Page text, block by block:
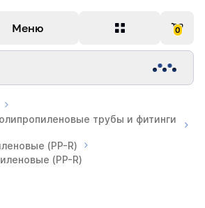
Меню 0
трубы и фитинги
(PP-R)
(PP-R)